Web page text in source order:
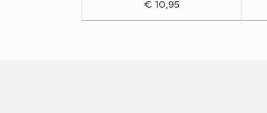
€ 10,95